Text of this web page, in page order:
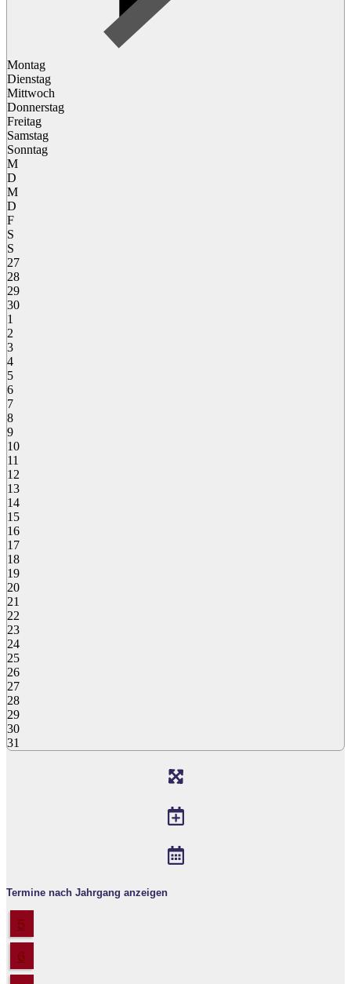
Montag
Dienstag
Mittwoch
Donnerstag
Freitag
Samstag
Sonntag
M
D
M
D
F
S
S
27
28
29
30
1
2
3
4
5
6
7
8
9
10
11
12
13
14
15
16
17
18
19
20
21
22
23
24
25
26
27
28
29
30
31
Termine nach Jahrgang anzeigen
5
6